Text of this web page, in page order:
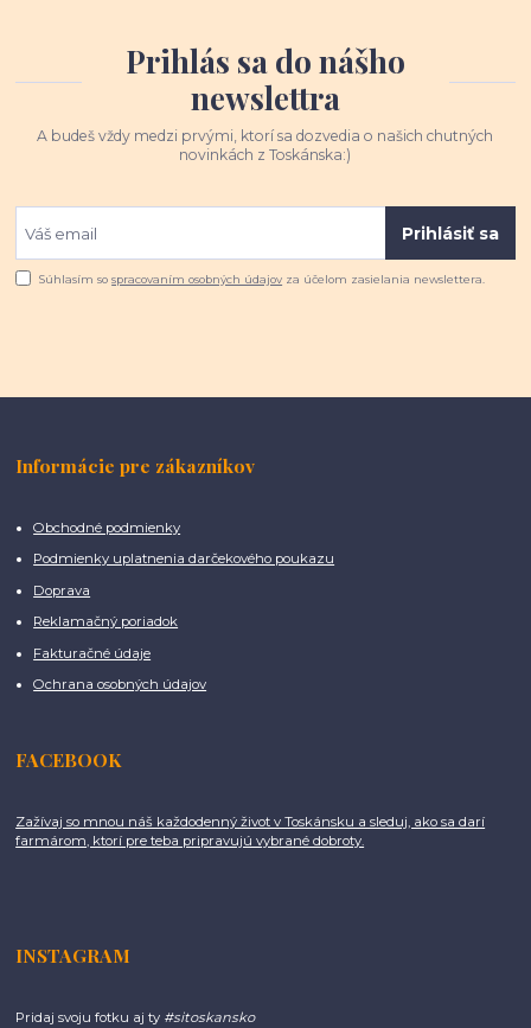
Prihlás sa do nášho
newslettra
A budeš vždy medzi prvými, ktorí sa dozvedia o našich chutných
novinkách z Toskánska:)
Prihlásiť sa
Súhlasím sospracovaním osobných údajov za účelom zasielania newslettera.
Informácie pre zákazníkov
Obchodné podmienky
Podmienky uplatnenia darčekového poukazu
Doprava
Reklamačný poriadok
Fakturačné údaje
Ochrana osobných údajov
FACEBOOK
Zažívaj so mnou náš každodenný život v Toskánsku a sleduj, ako sa darí
farmárom, ktorí pre teba pripravujú vybrané dobroty.
INSTAGRAM
Pridaj svoju fotku aj ty #sitoskansko